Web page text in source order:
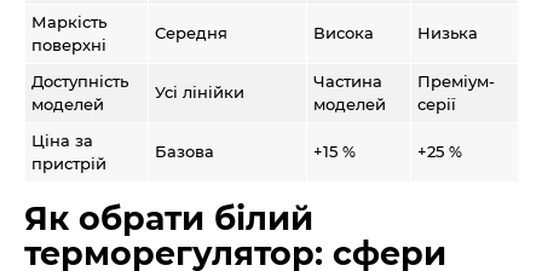
Маркість
поверхні
Середня Висока Низька
Доступність
моделей
Усі лінійки
Частина
моделей
Преміум-
серії
Ціна за
пристрій
Базова +15 % +25 %
Як обрати білий
терморегулятор: сфери